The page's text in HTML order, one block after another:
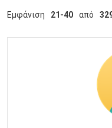
Εμφάνιση 21-40 από